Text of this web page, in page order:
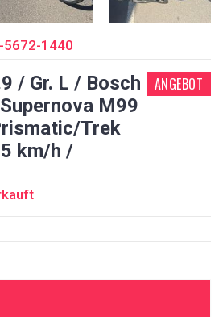
5672-1440
/ Gr. L / Bosch
M99
Trek
km/h /
ANGEBOT